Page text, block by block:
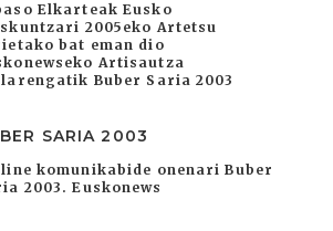
Elkarteak Eusko
2005eko Artetsu
bat eman dio
Artisautza
Buber Saria 2003
SARIA 2003
line komunikabide onenari Buber
2003. Euskonews